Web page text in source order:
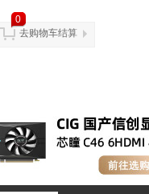
0
去购物车结算